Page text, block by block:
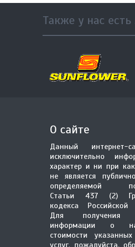
Также у нас есть
О сайте
Данный интернет-
исключительно
характер и ни при
не является
определяемой
Статьи 437 (2)
кодекса Российской
Для получения
информации о
стоимости
услуг, пожалуйста,